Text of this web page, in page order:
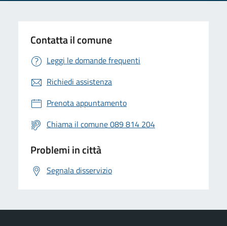
Contatta il comune
Leggi le domande frequenti
Richiedi assistenza
Prenota appuntamento
Chiama il comune 089 814 204
Problemi in città
Segnala disservizio